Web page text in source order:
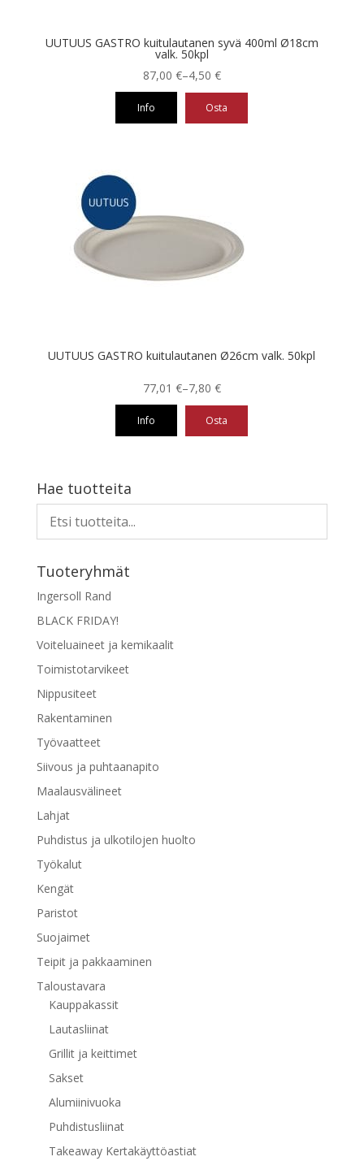
UUTUUS GASTRO kuitulautanen syvä 400ml Ø18cm
valk. 50kpl
4,50 €
–
87,00 €Hintaluokka:
4,50 €
Info Osta
muunnelma.
UUTUUS GASTRO kuitulautanen Ø26cm valk. 50kpl
7,80 €
–
77,01 €Hintaluokka:
7,80 €
Info Osta
on
useampi
muunnelma.
Voit
valinnat
tuotteen
sivulla.
Hae tuotteita
Tuoteryhmät
Ingersoll Rand
BLACK FRIDAY!
Voiteluaineet ja kemikaalit
Toimistotarvikeet
Nippusiteet
Rakentaminen
Työvaatteet
Siivous ja puhtaanapito
Maalausvälineet
Lahjat
Puhdistus ja ulkotilojen huolto
Työkalut
Kengät
Paristot
Suojaimet
Teipit ja pakkaaminen
Taloustavara
Kauppakassit
Lautasliinat
Grillit ja keittimet
Sakset
Alumiinivuoka
Puhdistusliinat
Takeaway Kertakäyttöastiat